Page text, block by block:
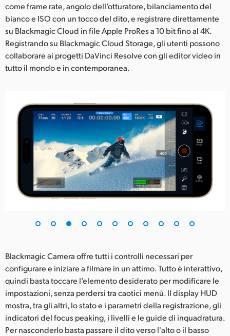
United States
come frame rate, angolo dell’otturatore, bilanciamento del
bianco e ISO con un tocco del dito, e registrare direttamente
su Blackmagic Cloud in file Apple ProRes a 10 bit fino al 4K.
Registrando su Blackmagic Cloud Storage, gli utenti possono
collaborare ai progetti DaVinci Resolve con gli editor video in
tutto il mondo e in contemporanea.
Blackmagic Camera offre tutti i controlli necessari per
configurare e iniziare a filmare in un attimo. Tutto è interattivo,
quindi basta toccare l’elemento desiderato per modificare le
impostazioni, senza perdersi tra caotici menù. Il display HUD
mostra, tra gli altri, lo stato e i parametri della registrazione, gli
indicatori del focus peaking, i livelli e le guide di inquadratura.
Per nasconderlo basta passare il dito verso l'alto o il basso